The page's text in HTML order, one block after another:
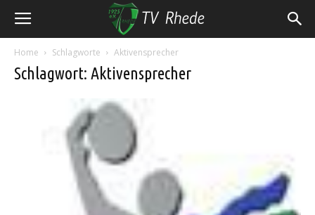
Home Schlagworte Aktivensprecher
Schlagwort: Aktivensprecher